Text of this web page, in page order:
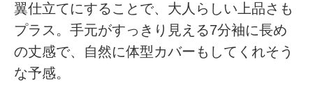
翼仕立てにすることで、大人らしい上品さも
プラス。手元がすっきり見える7分袖に長め
の丈感で、自然に体型カバーもしてくれそう
な予感。